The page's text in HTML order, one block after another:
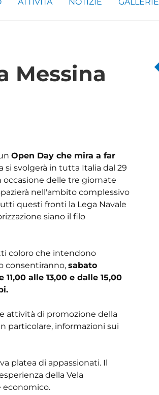
Messina
Open Day che mira a far
si svolgerà in tutta Italia dal 29
occasione delle tre giornate
nell'ambito complessivo
questi fronti la Lega Navale
siano il filo
coloro che intendono
consentiranno, sabato
alle 13,00 e dalle 15,00
attività di promozione della
particolare, informazioni sui
platea di appassionati. Il
della Vela
economico.